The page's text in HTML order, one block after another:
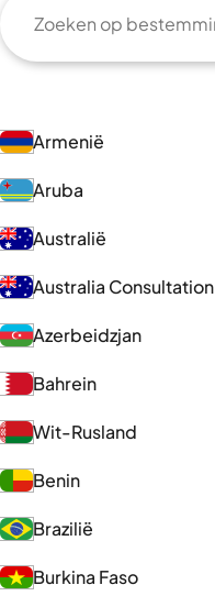
Armenië
Aruba
Australië
Australia Consultation
Azerbeidzjan
Bahrein
Wit-Rusland
Benin
Brazilië
Burkina Faso